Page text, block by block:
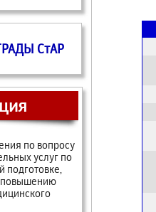
СтАР
по вопросу
услуг по
подготовке,
повышению